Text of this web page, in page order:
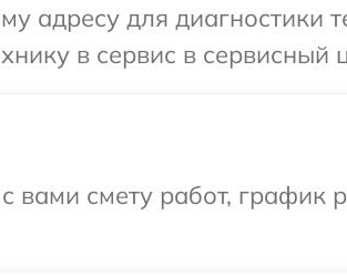
адресу для диагностики
в сервис в сервисный
вами смету работ, график